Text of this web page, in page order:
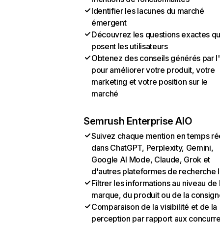
Identifier les lacunes du marché
émergent
Découvrez les questions exactes
posent les utilisateurs
Obtenez des conseils générés par
pour améliorer votre produit, votre
marketing et votre position sur le
marché
Semrush Enterprise AIO
Suivez chaque mention en temps
dans ChatGPT, Perplexity, Gemini,
Google AI Mode, Claude, Grok et
d'autres plateformes de recherche
Filtrer les informations au niveau de
marque, du produit ou de la
Comparaison de la visibilité et de la
perception par rapport aux